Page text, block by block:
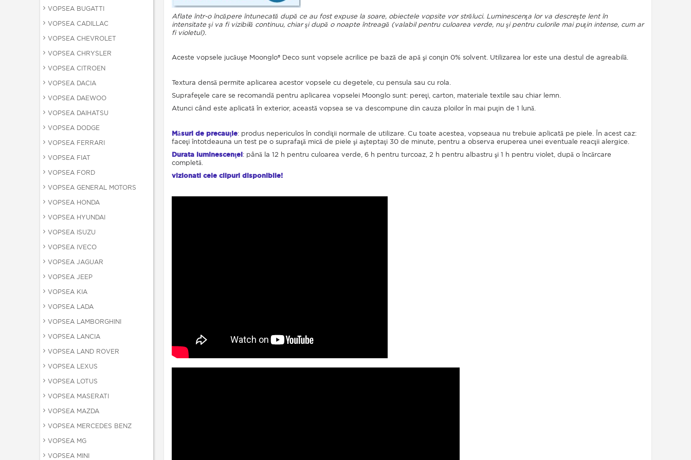
VOPSEA BUGATTI
VOPSEA CADILLAC
VOPSEA CHEVROLET
VOPSEA CHRYSLER
VOPSEA CITROEN
VOPSEA DACIA
VOPSEA DAEWOO
VOPSEA DAIHATSU
VOPSEA DODGE
VOPSEA FERRARI
VOPSEA FIAT
VOPSEA FORD
VOPSEA GENERAL MOTORS
VOPSEA HONDA
VOPSEA HYUNDAI
VOPSEA ISUZU
VOPSEA IVECO
VOPSEA JAGUAR
VOPSEA JEEP
VOPSEA KIA
VOPSEA LADA
VOPSEA LAMBORGHINI
VOPSEA LANCIA
VOPSEA LAND ROVER
VOPSEA LEXUS
VOPSEA LOTUS
VOPSEA MASERATI
VOPSEA MAZDA
VOPSEA MERCEDES BENZ
VOPSEA MG
VOPSEA MINI
Aflate într-o încăpere întunecată după ce au fost expuse la soare, obiectele vopsite vor străluci. Luminescenţa lor va descreşte lent în
intensitate şi va fi vizibilă continuu, chiar şi după o noapte întreagă (valabil pentru culoarea verde, nu şi pentru culorile mai puţin intense, cum ar
fi violetul).
Aceste vopsele jucăuşe Moonglo® Deco sunt vopsele acrilice pe bază de apă şi conţin 0% solvent. Utilizarea lor este una destul de agreabilă.
Textura densă permite aplicarea acestor vopsele cu degetele, cu pensula sau cu rola.
Suprafeţele care se recomandă pentru aplicarea vopselei Moonglo sunt: pereţi, carton, materiale textile sau chiar lemn.
Atunci când este aplicată în exterior, această vopsea se va descompune din cauza ploilor în mai puţin de 1 lună.
Măsuri de precauţie: produs nepericulos în condiţii normale de utilizare. Cu toate acestea, vopseaua nu trebuie aplicată pe piele. În acest caz:
faceţi întotdeauna un test pe o suprafaţă mică de piele şi aşteptaţi 30 de minute, pentru a observa eruperea unei eventuale reacţii alergice.
Durata luminescenţei: până la 12 h pentru culoarea verde, 6 h pentru turcoaz, 2 h pentru albastru şi 1 h pentru violet, după o încărcare
completă.
vizionati cele clipuri disponibile!